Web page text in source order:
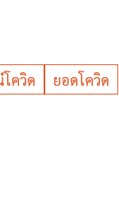
ควิด ยอดโควิด